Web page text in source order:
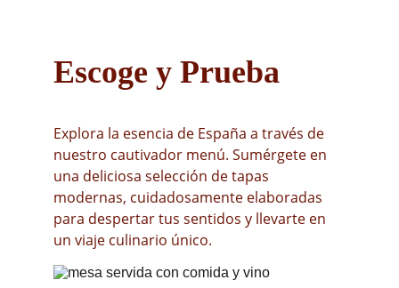
Escoge y Prueba
Explora la esencia de España a través de
nuestro cautivador menú. Sumérgete en
una deliciosa selección de tapas
modernas, cuidadosamente elaboradas
para despertar tus sentidos y llevarte en
un viaje culinario único.